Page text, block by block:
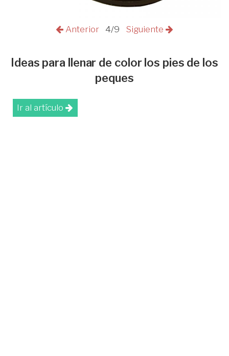
Anterior 4/9 Siguiente
Ideas para llenar de color los pies de los
peques
Ir al artículo